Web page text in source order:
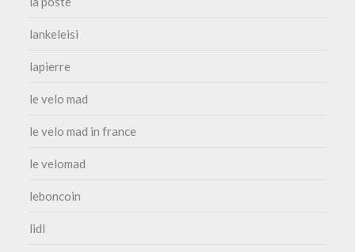
lankeleisi
lapierre
le velo mad
le velo mad in france
le velomad
leboncoin
lidl